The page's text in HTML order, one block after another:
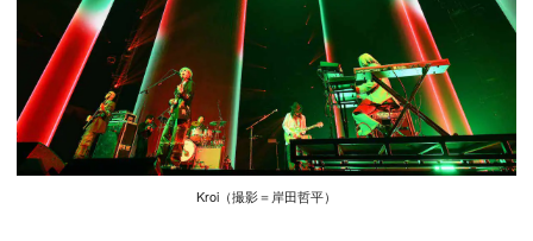
Kroi（撮影＝岸田哲平）